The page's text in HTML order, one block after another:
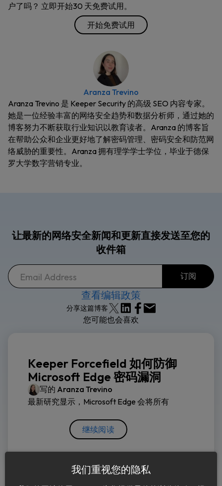
户了吗？ 立即开始30 天免费试用。
开始免费试用
Aranza Trevino
Aranza Trevino 是 Keeper Security 的高级 SEO 内容专家。
她是一位经验丰富的网络安全趋势和数据分析师，通过她的
博客努力不断获取行业知识以教育读者。Aranza 的博客旨
在帮助公众和企业更好地了解密码管理、密码安全和防范网
络威胁的重要性。Aranza 拥有理学学士学位，毕业于德保
罗大学数字营销专业。
让最新的网络安全新闻和更新直接发送至您的
收件箱
查看编辑政策
分享这篇博客
您可能也会喜欢
Keeper Forcefield 如何防御
Microsoft Edge 密码漏洞
写的 Aranza Trevino
最新研究显示，Microsoft Edge 会将所有
继续阅读
我们重视您的隐私